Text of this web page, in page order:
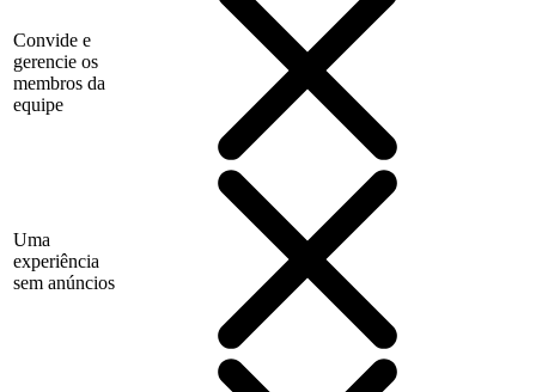
Convide e
gerencie os
membros da
equipe
Uma
experiência
sem anúncios